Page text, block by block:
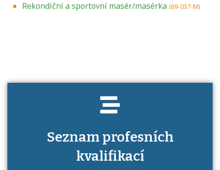
Rekondiční a sportovní masér/masérka (69-037-M)
Seznam profesních
kvalifikací
Projděte si seznam profesních kvalifikací.